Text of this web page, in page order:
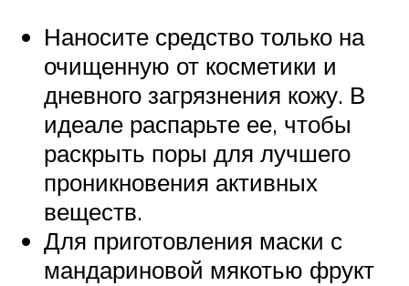
Наносите средство только на
очищенную от косметики и
дневного загрязнения кожу. В
идеале распарьте ее, чтобы
раскрыть поры для лучшего
проникновения активных
веществ.
Для приготовления маски с
мандариновой мякотью фрукт